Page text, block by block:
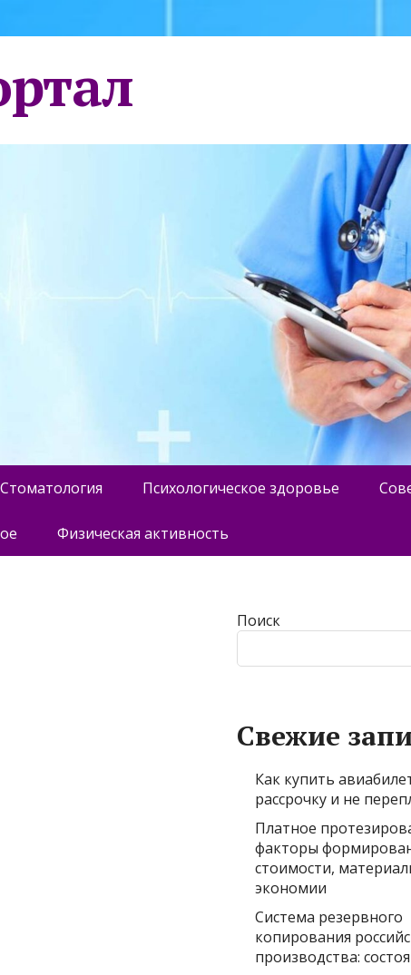
Стоматология Психологическое здоровье
Физическая активность
Поиск
Свежие
Как купить
рассрочку и не
Платное
факторы
стоимости,
экономии
Система резервного
копирования
производства: